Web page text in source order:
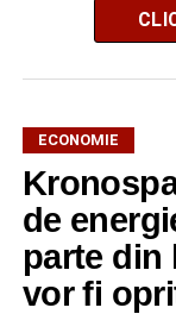
ECONOMIE
de
parte din
vor fi